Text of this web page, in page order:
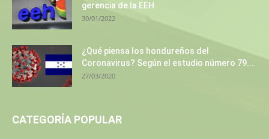
gerencia de la EEH
30/01/2022
¿Qué piensa los hondureños del
Coronavirus? Según el estudio número 79...
27/03/2020
CATEGORÍA POPULAR